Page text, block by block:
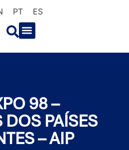
PT ES
98 –
DOS PAÍSES
– AIP